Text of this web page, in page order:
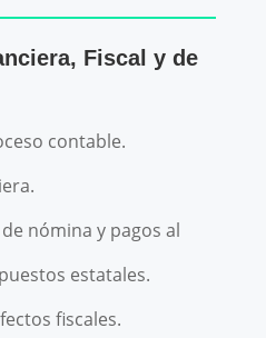
Fiscal y de
contable.
nómina y pagos al
estatales.
fiscales.